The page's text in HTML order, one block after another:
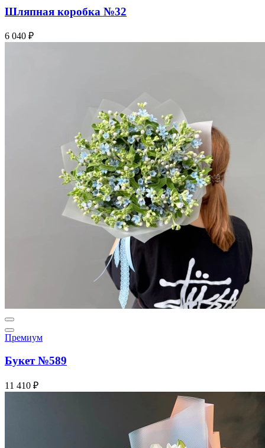
Шляпная коробка №32
6 040 ₽
Премиум
Букет №589
11 410 ₽